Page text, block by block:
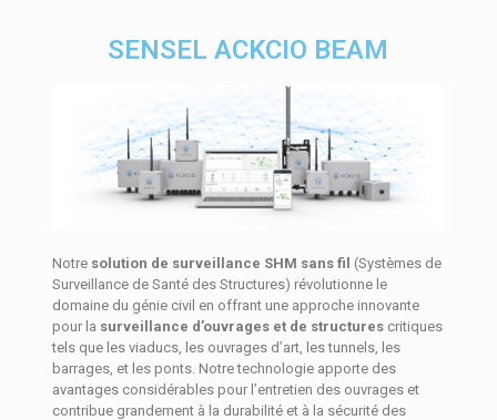
SENSEL ACKCIO BEAM
Notre solution de surveillance SHM sans fil (Systèmes de
Surveillance de Santé des Structures) révolutionne le
domaine du génie civil en offrant une approche innovante
pour la surveillance d’ouvrages et de structurescritiques
tels que les viaducs, les ouvrages d’art, les tunnels, les
barrages, et les ponts. Notre technologie apporte des
avantages considérables pour l’entretien des ouvrages et
contribue grandement à la durabilité et à la sécurité des